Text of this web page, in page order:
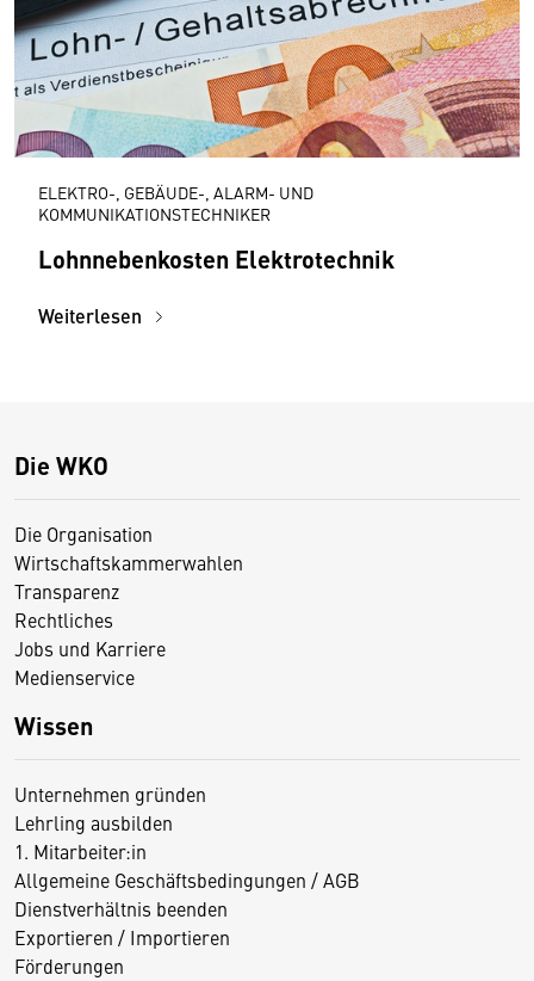
ELEKTRO-, GEBÄUDE-, ALARM- UND
KOMMUNIKATIONSTECHNIKER
Lohnnebenkosten Elektrotechnik
Weiterlesen
Die WKO
Die Organisation
Wirtschaftskammerwahlen
Transparenz
Rechtliches
Jobs und Karriere
Medienservice
Wissen
Unternehmen gründen
Lehrling ausbilden
1. Mitarbeiter:in
Allgemeine Geschäftsbedingungen / AGB
Dienstverhältnis beenden
Exportieren / Importieren
Förderungen